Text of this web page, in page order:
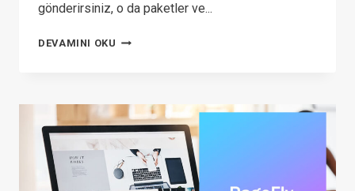
gönderirsiniz, o da paketler ve...
DEVAMINI OKU ZENDROP
IT
THE
BEST
DROPSHIPPING